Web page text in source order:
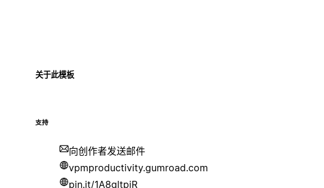
关于此模板
支持
向创作者发送邮件
vpmproductivity.gumroad.com
pin.it/1A8gltpiR